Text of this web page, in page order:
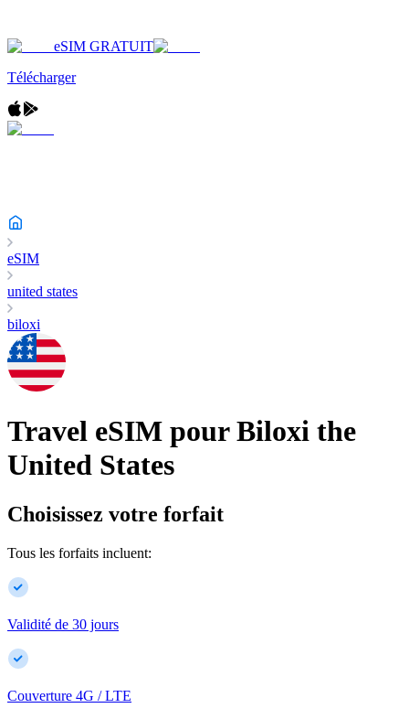
eSIM GRATUIT
Télécharger
eSIM
united states
biloxi
Travel eSIM pour Biloxi the
United States
Choisissez votre forfait
Tous les forfaits incluent:
Validité de 30 jours
Couverture 4G / LTE